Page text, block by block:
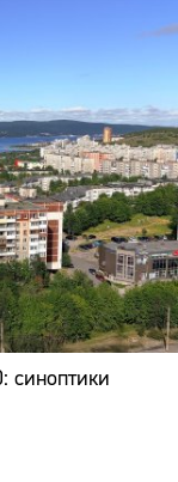
синоптики